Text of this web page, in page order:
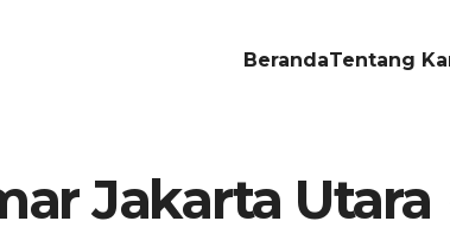
BerandaTentang
Jakarta